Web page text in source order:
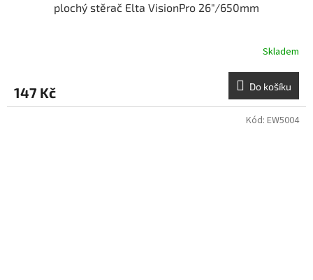
plochý stěrač Elta VisionPro 26"/650mm
Skladem
147 Kč Do košíku
Kód: EW5004